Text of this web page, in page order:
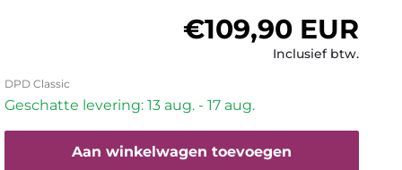
Normale prijs
€109,90 EUR
Inclusief btw.
DPD Classic
Geschatte levering: 13 aug. - 17 aug.
Aan winkelwagen toevoegen